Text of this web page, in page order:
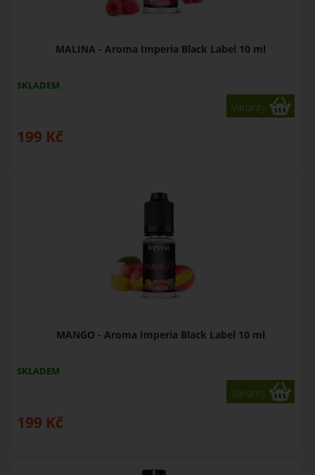
MALINA - Aroma Imperia Black Label 10 ml
SKLADEM
Varianty
199 Kč
MANGO - Aroma Imperia Black Label 10 ml
SKLADEM
Varianty
199 Kč